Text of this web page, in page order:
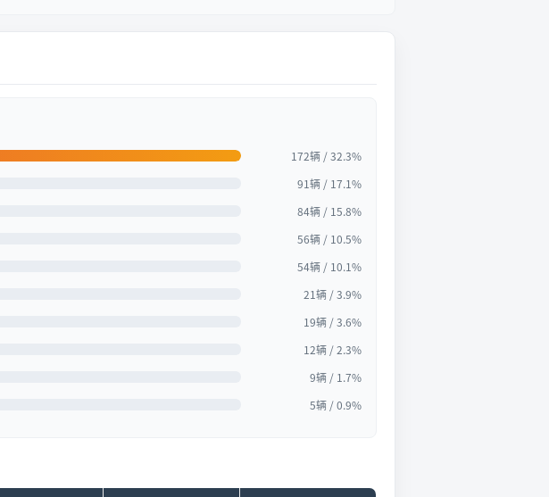
172辆 / 32.3%
91辆 / 17.1%
84辆 / 15.8%
56辆 / 10.5%
54辆 / 10.1%
21辆 / 3.9%
19辆 / 3.6%
12辆 / 2.3%
9辆 / 1.7%
5辆 / 0.9%